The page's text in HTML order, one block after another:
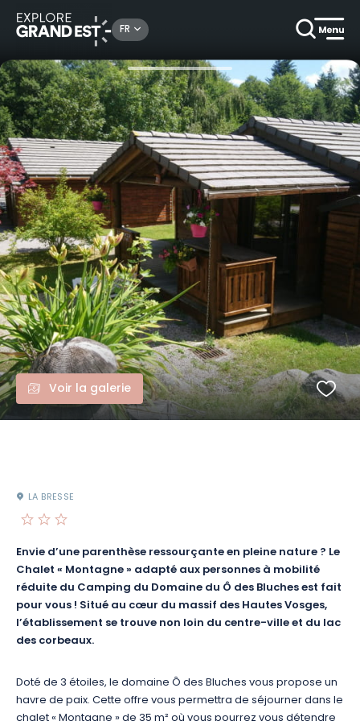
FR
Campings & locatifs de plein air Escapade printanière au Domaine du Ô des Bluches, en chalet Montagne PMR
Voir la galerie
LA BRESSE
Envie d’une parenthèse ressourçante en pleine nature ? Le
Chalet « Montagne » adapté aux personnes à mobilité
réduite du Camping du Domaine du Ô des Bluches est fait
pour vous ! Situé au cœur du massif des Hautes Vosges,
l’établissement se trouve non loin du centre-ville et du lac
des corbeaux.
Doté de 3 étoiles, le domaine Ô des Bluches vous propose un
havre de paix.Cette offre vous permettra de séjourner dans le